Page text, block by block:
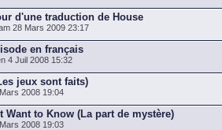
d'une traduction de House
28 Mars 2009 23:17
en français
4 Juil 2008 15:32
jeux sont faits)
2008 19:04
Want to Know (La part de mystère)
2008 19:03